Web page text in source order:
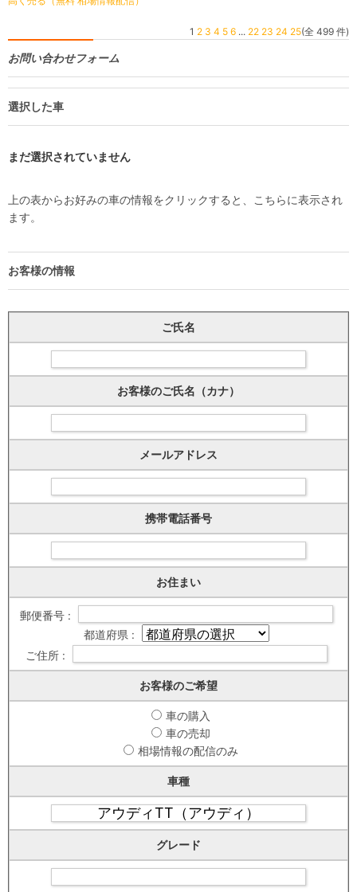
1 2 3 4 5 6 ... 22 23 24 25(全 499 件)
お問い合わせフォーム
選択した車
まだ選択されていません
上の表からお好みの車の情報をクリックすると、こちらに表示され
ます。
お客様の情報
ご氏名
お客様のご氏名（カナ）
メールアドレス
携帯電話番号
お住まい
郵便番号 :
都道府県 :
ご住所 :
お客様のご希望
車の購入
車の売却
相場情報の配信のみ
車種
グレード